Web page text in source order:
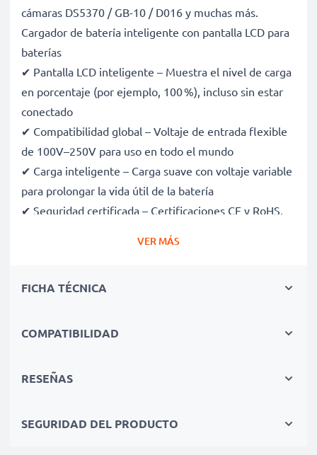
cámaras DS5370 / GB-10 / D016 y muchas más.
Cargador de batería inteligente con pantalla LCD para
baterías
✔ Pantalla LCD inteligente – Muestra el nivel de carga
en porcentaje (por ejemplo, 100 %), incluso sin estar
conectado
✔ Compatibilidad global – Voltaje de entrada flexible
de 100V–250V para uso en todo el mundo
✔ Carga inteligente – Carga suave con voltaje variable
para prolongar la vida útil de la batería
✔ Seguridad certificada – Certificaciones CE y RoHS,
bolsa de cámara
de carga flexible y resistente, con fuente de
1x batería de 1000mAh: aprox. 2 horas
VER MÁS
FICHA TÉCNICA
COMPATIBILIDAD
RESEÑAS
SEGURIDAD DEL PRODUCTO